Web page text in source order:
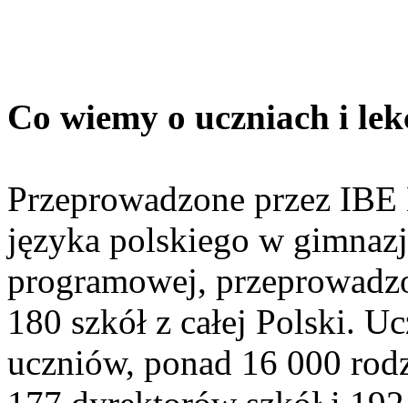
Co wiemy o uczniach i
Przeprowadzone przez
języka polskiego w
programowej,
180 szkół z całej Polski.
uczniów, ponad 16 000